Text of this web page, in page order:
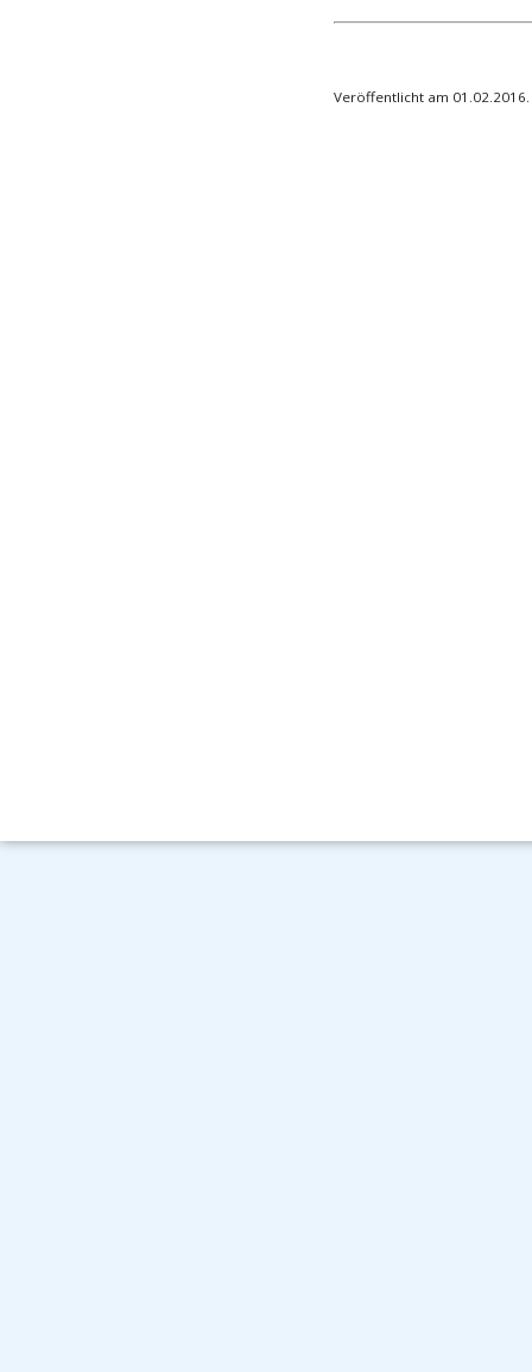
Veröffentlicht am 01.02.2016.